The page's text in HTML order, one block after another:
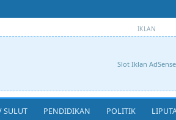
IKLAN
Slot Iklan AdSense
SULUT PENDIDIKAN POLITIK